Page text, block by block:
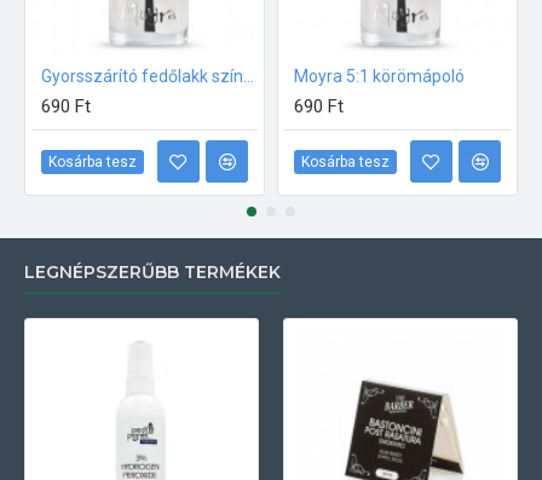
690 Ft
Kosárba tesz
Moyra 5:1 körömápoló
690 Ft
Kosárba tesz
LEGNÉPSZERŰBB TERMÉKEK